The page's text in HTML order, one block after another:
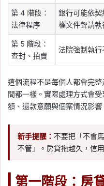
第 4 階段：
法律程序
銀行可能依契
權文件聲請執
第 5 階段：
查封、拍賣
法院強制執行
這個流程不是每個人都會完
間都一樣。實際處理方式會
額、還款意願與個案情況影響
新手提醒： 不要把「不會
不管」。房貸拖越久，信
第一階段：房